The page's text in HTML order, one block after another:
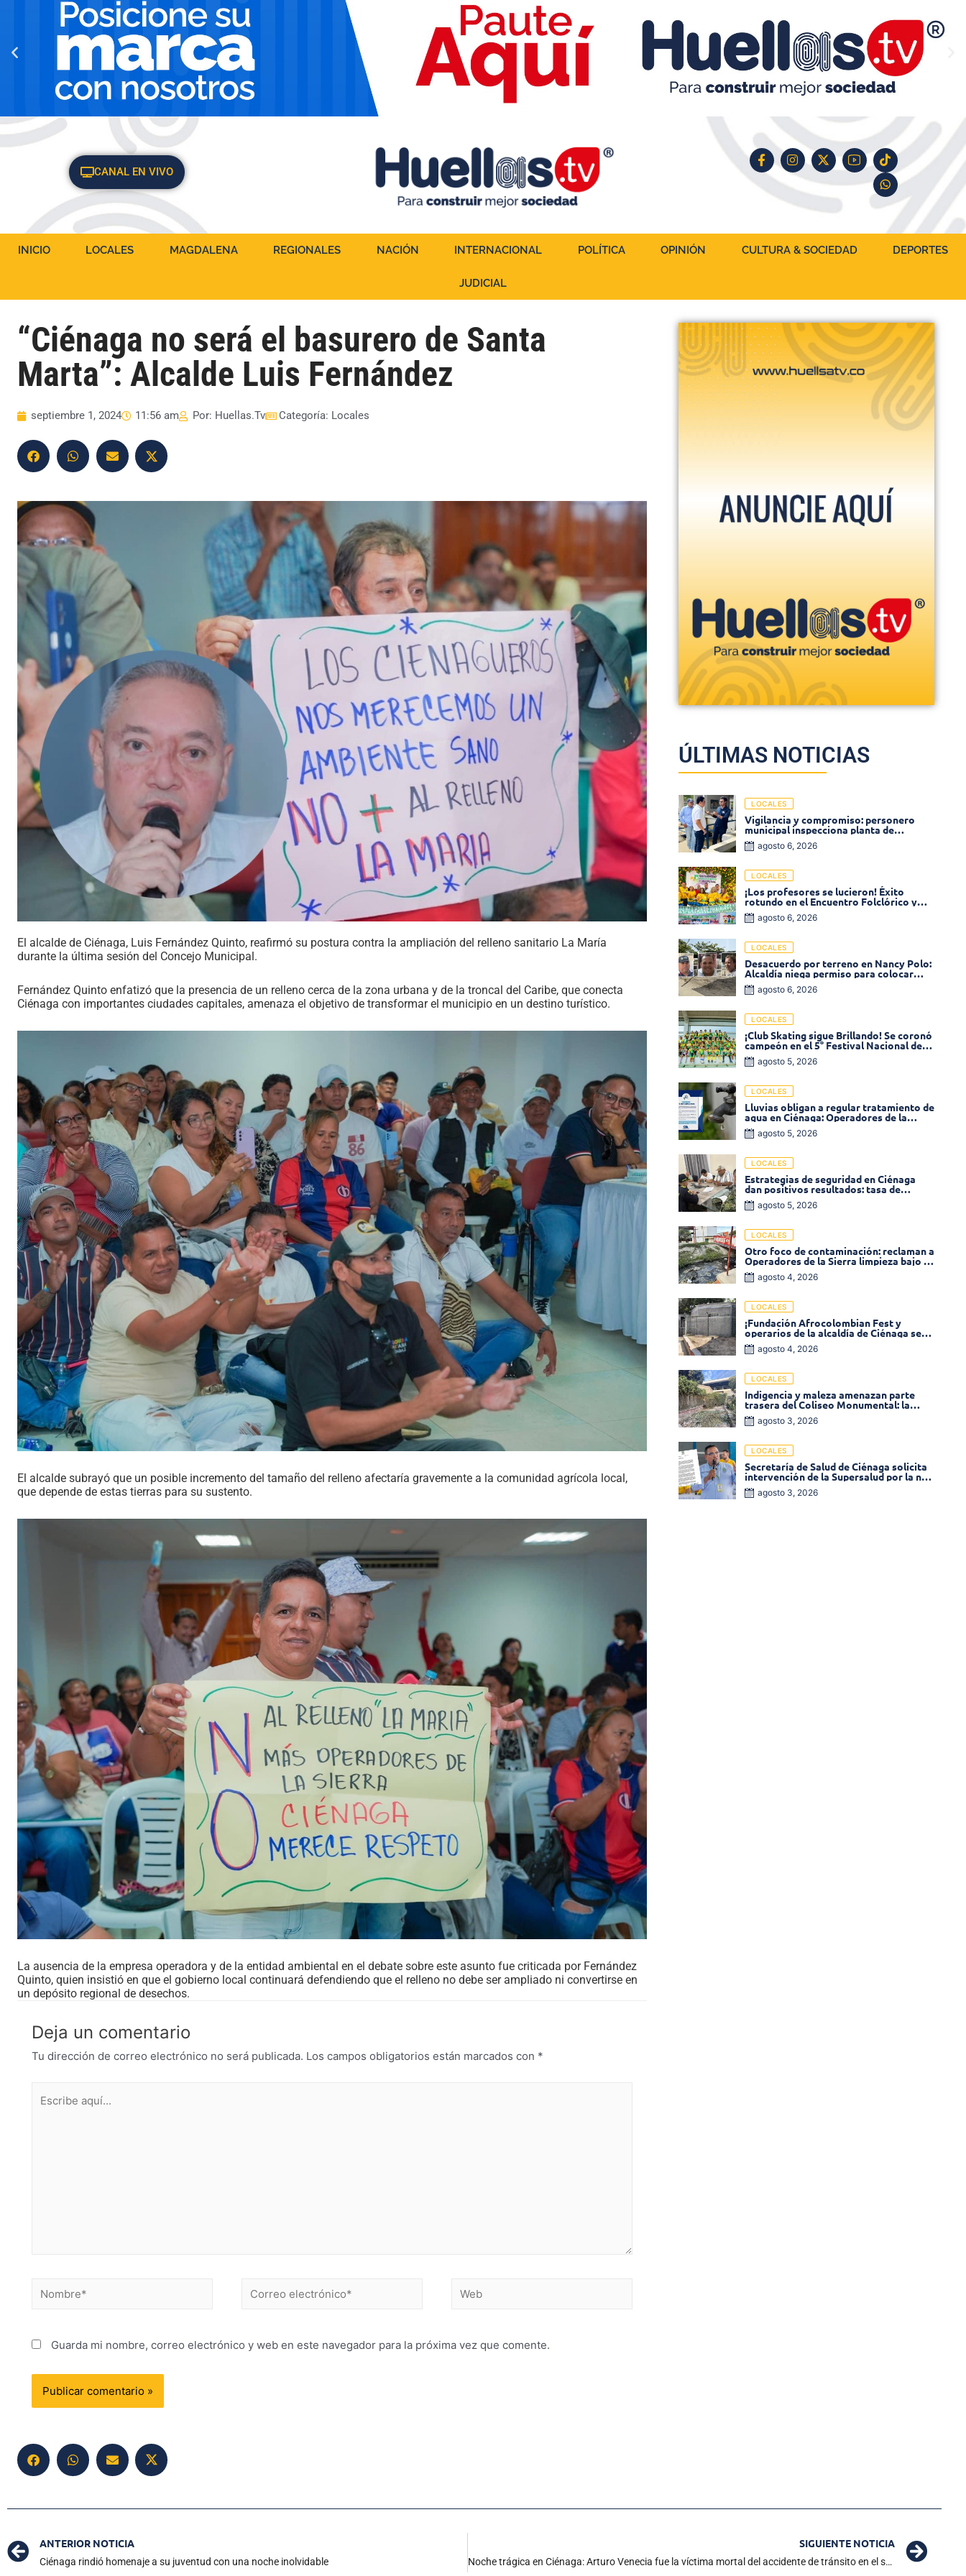
CANAL EN VIVO
INICIO LOCALES MAGDALENA REGIONALES NACIÓN INTERNACIONAL POLÍTICA OPINIÓN CULTURA & SOCIEDAD DEPORTES
JUDICIAL
“Ciénaga no será el basurero de Santa
Marta”: Alcalde Luis Fernández
septiembre 1, 2024 11:56 am Por: Huellas.Tv Categoría: Locales
El alcalde de Ciénaga, Luis Fernández Quinto, reafirmó su postura contra la ampliación del relleno sanitario La María
durante la última sesión del Concejo Municipal.
Fernández Quinto enfatizó que la presencia de un relleno cerca de la zona urbana y de la troncal del Caribe, que conecta
Ciénaga con importantes ciudades capitales, amenaza el objetivo de transformar el municipio en un destino turístico.
El alcalde subrayó que un posible incremento del tamaño del relleno afectaría gravemente a la comunidad agrícola local,
que depende de estas tierras para su sustento.
La ausencia de la empresa operadora y de la entidad ambiental en el debate sobre este asunto fue criticada por Fernández
Quinto, quien insistió en que el gobierno local continuará defendiendo que el relleno no debe ser ampliado ni convertirse en
un depósito regional de desechos.
Deja un comentario
Tu dirección de correo electrónico no será publicada. Los campos obligatorios están marcados con *
Guarda mi nombre, correo electrónico y web en este navegador para la próxima vez que comente.
ÚLTIMAS NOTICIAS
LOCALES
Vigilancia y compromiso: personero
municipal inspecciona planta de
tratamiento de agua
agosto 6, 2026
LOCALES
¡Los profesores se lucieron! Éxito
rotundo en el Encuentro Folclórico y
Cultural del Magisterio 2026 en Ciénaga
agosto 6, 2026
LOCALES
Desacuerdo por terreno en Nancy Polo:
Alcaldía niega permiso para colocar
venta de comidas
agosto 6, 2026
LOCALES
¡Club Skating sigue Brillando! Se coronó
campeón en el 5° Festival Nacional de
Patinaje «Soledad sobre Ruedas»
agosto 5, 2026
LOCALES
Lluvias obligan a regular tratamiento de
agua en Ciénaga: Operadores de la
Sierra anuncia baja presión en varios
sectores
agosto 5, 2026
LOCALES
Estrategias de seguridad en Ciénaga
dan positivos resultados: tasa de
homicidios disminuyó un 58% en 2026
agosto 5, 2026
LOCALES
Otro foco de contaminación: reclaman a
Operadores de la Sierra limpieza bajo el
puente de la calle 19 con carrera 11
agosto 4, 2026
LOCALES
¡Fundación Afrocolombian Fest y
operarios de la alcaldía de Ciénaga se
ponen la 10! Realizan limpieza de la
parte posterior del Coliseo
agosto 4, 2026
LOCALES
Indigencia y maleza amenazan parte
trasera del Coliseo Monumental: la
comunidad exige acción inmediata!
agosto 3, 2026
LOCALES
Secretaría de Salud de Ciénaga solicita
intervención de la Supersalud por la no
entrega de medicamentos en las EPS
agosto 3, 2026
ANTERIOR NOTICIA
Ciénaga rindió homenaje a su juventud con una noche inolvidable
SIGUIENTE NOTICIA
Noche trágica en Ciénaga: Arturo Venecia fue la víctima mortal del accidente de tránsito en el sector del Balconcito